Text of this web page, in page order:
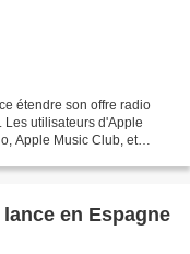
étendre son offre radio
utilisateurs d'Apple
Apple Music Club, et
en Espagne